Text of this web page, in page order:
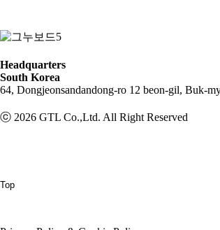
Headquarters
South Korea
64, Dongjeonsandandong-ro 12 beon-gil, Buk-
ⓒ 2026 GTL Co.,Ltd. All Right Reserved
Top